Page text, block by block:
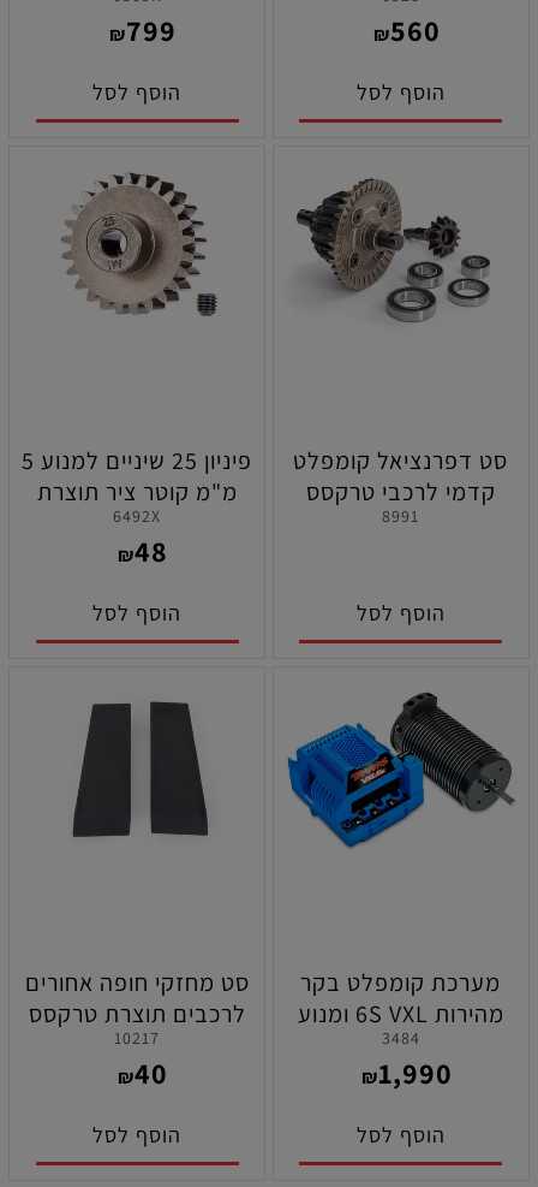
₪560
הוסף לסל
2.4GHZ לרכבי טרקסס
₪799
הוסף לסל
סט דפרנציאל קומפלט
קדמי לרכבי טרקסס
מאקסס ומאקסס סלאש
8991
הוסף לסל
פיניון 25 שיניים למנוע 5
מ"מ קוטר ציר תוצרת
טרקסס
6492X
₪48
הוסף לסל
מערכת קומפלט בקר
מהירות 6S VXL ומנוע
2000KV בראשלס לרכבי
טרקסס
3484
₪1,990
הוסף לסל
סט מחזקי חופה אחורים
לרכבים תוצרת טרקסס
10217
₪40
הוסף לסל